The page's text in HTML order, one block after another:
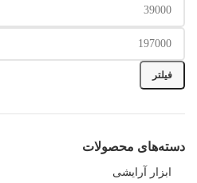
فیلتر
دسته‌های محصولات
ابزار آرایشی